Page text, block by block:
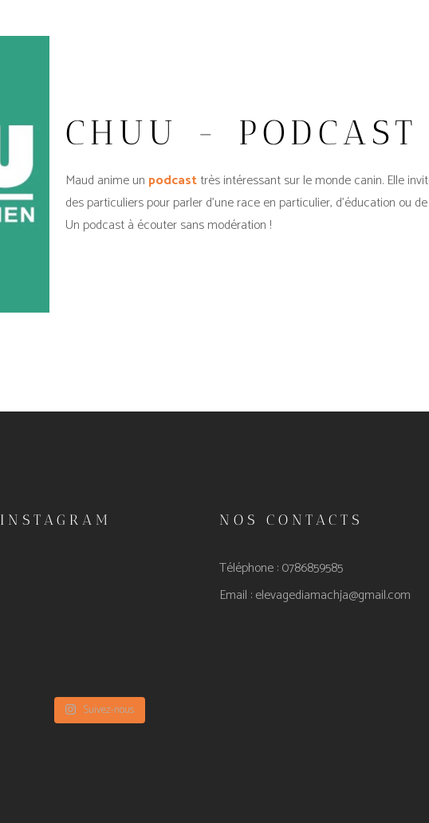
CHUU - PODCAST
Maud anime un podcasttrès intéressant sur le monde canin. Elle
des particuliers pour parler d’une race en particulier, d’éducation ou
Un podcast à écouter sans modération !
INSTAGRAM
Suivez-nous
NOS CONTACTS
Téléphone : 0786859585
Email :elevagediamachja@gmail.com